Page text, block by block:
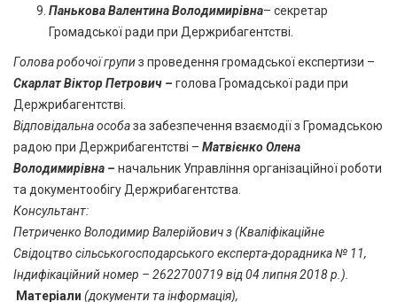
Панькова Валентина Володимирівна– секретар
Громадської ради при Держрибагентстві.
Голова робочої групиз проведення громадської експертизи –
Скарлат Віктор Петрович – голова Громадської ради при
Держрибагентстві.
Відповідальна особаза забезпечення взаємодії з Громадською
радою при Держрибагентстві – Матвієнко Олена
Володимирівна – начальник Управління організаційної роботи
та документообігу Держрибагентства.
Консультант:
Петриченко Володимир Валерійович з (Кваліфікаційне
Свідоцтво сільськогосподарського експерта-дорадника № 11,
Індифікаційний номер – 2622700719 від 04 липня 2018 р.).
Матеріали (документи та інформація),